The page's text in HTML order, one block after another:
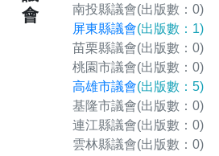
會
南投縣議會(出版數：0)
屏東縣議會(出版數：1)
苗栗縣議會(出版數：0)
桃園市議會(出版數：0)
高雄市議會(出版數：5)
基隆市議會(出版數：0)
連江縣議會(出版數：0)
雲林縣議會(出版數：0)